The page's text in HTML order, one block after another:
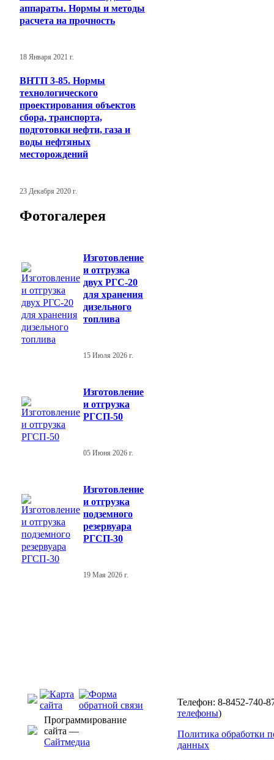
аппараты. Нормы и методы
расчета на прочность
18 Января 2021 г.
ВНТП 3-85. Нормы
технологического
проектирования объектов
сбора, транспорта,
подготовки нефти, газа и
воды нефтяных
месторождений
23 Декабря 2020 г.
Фотогалерея
Изготовление
и отгрузка
двух РГС-20
для хранения
дизельного
топлива
15 Июля 2026 г.
Изготовление
и отгрузка
РГСП-50
05 Июня 2026 г.
Изготовление
и отгрузка
подземного
резервуара
РГСП-30
19 Мая 2026 г.
Программирование
сайта —
Сайтмедиа
Телефон: 8-8452-740-
телефоны)
Политика обработки
данных